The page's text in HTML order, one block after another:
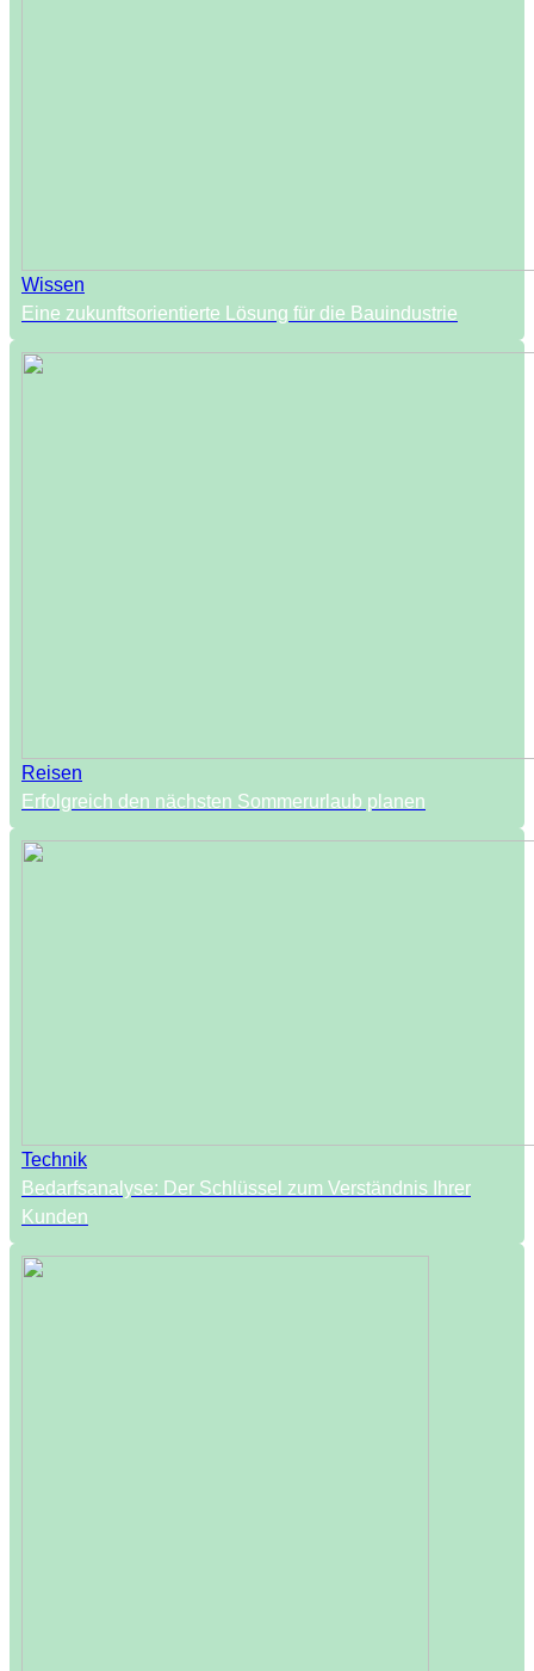
Wissen
Eine zukunftsorientierte Lösung für die Bauindustrie
Reisen
Erfolgreich den nächsten Sommerurlaub planen
Technik
Bedarfsanalyse: Der Schlüssel zum Verständnis Ihrer
Kunden